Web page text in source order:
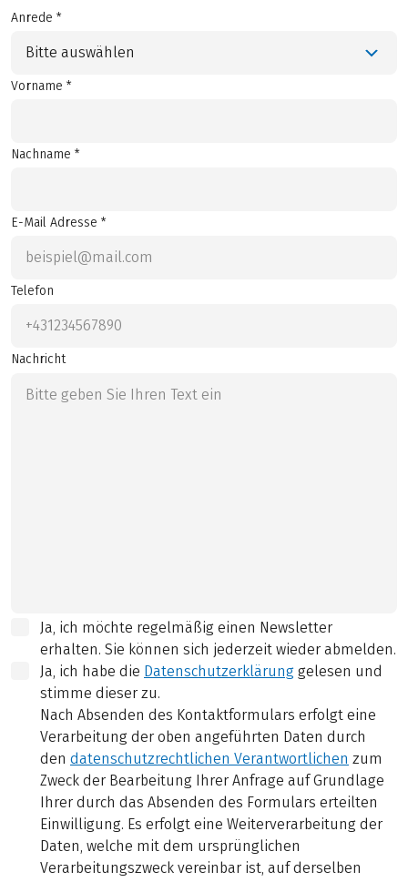
Anrede *
Bitte auswählen
Vorname *
Nachname *
E-Mail Adresse *
Telefon
Nachricht
Ja, ich möchte regelmäßig einen Newsletter
erhalten. Sie können sich jederzeit wieder abmelden.
Ja, ich habe die Datenschutzerklärung gelesen und
stimme dieser zu.
Nach Absenden des Kontaktformulars erfolgt eine
Verarbeitung der oben angeführten Daten durch
den datenschutzrechtlichen Verantwortlichen zum
Zweck der Bearbeitung Ihrer Anfrage auf Grundlage
Ihrer durch das Absenden des Formulars erteilten
Einwilligung. Es erfolgt eine Weiterverarbeitung der
Daten, welche mit dem ursprünglichen
Verarbeitungszweck vereinbar ist, auf derselben